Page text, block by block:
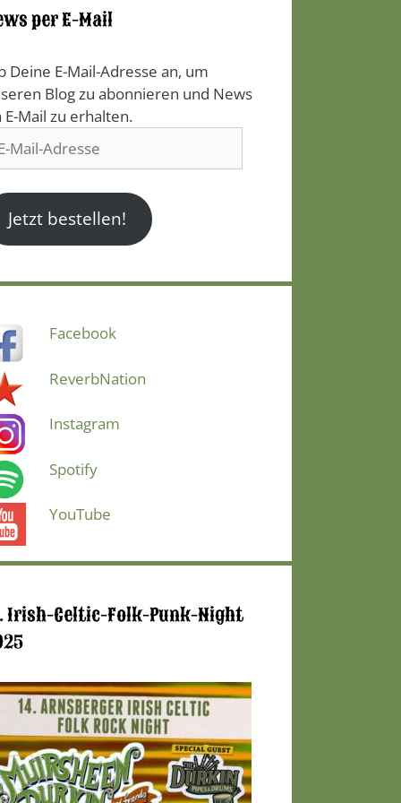
per E-Mail
Deine E-Mail-Adresse an, um
Blog zu abonnieren und News
E-Mail zu erhalten.
Jetzt bestellen!
Facebook
ReverbNation
Instagram
Spotify
YouTube
Irish-Celtic-Folk-Punk-Night